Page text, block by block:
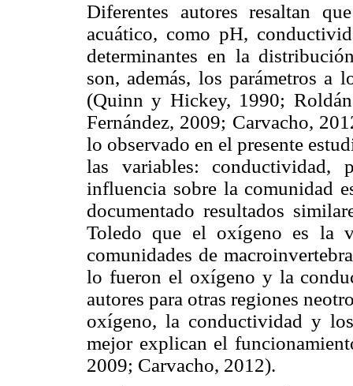
Diferentes autores resaltan
acuático, como pH,
determinantes en la
son, además, los parámetros a
(Quinn y Hickey, 1990;
Fernández, 2009; Carvacho,
lo observado en el presente
las variables: conductividad,
influencia sobre la comunidad
documentado resultados
Toledo que el oxígeno es la
comunidades de
lo fueron el oxígeno y la
autores para otras regiones
oxígeno, la conductividad y
mejor explican el
2009; Carvacho, 2012).